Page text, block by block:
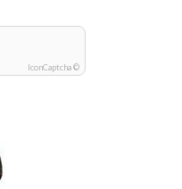
IconCaptcha ©